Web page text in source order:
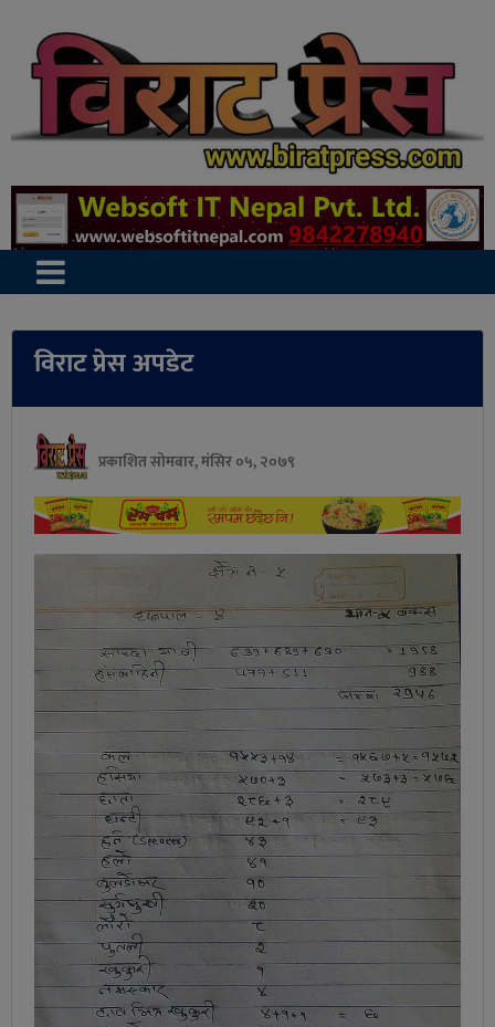
विराट प्रेस अपडेट
प्रकाशित सोमबार, मंसिर ०५, २०७९